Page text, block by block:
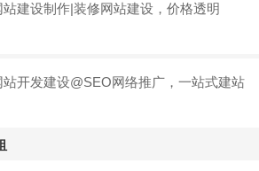
建设制作|装修网站建设，价格透明
站开发建设@SEO网络推广，一站式建站